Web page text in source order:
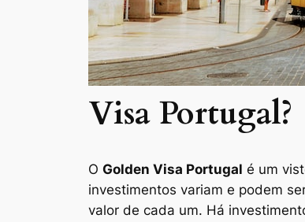
Visa Portugal?
O Golden Visa Portugal é um
investimentos variam e podem
valor de cada um. Há